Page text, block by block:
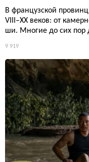
В французской
VIII–XX веков: от
ши. Многие до сих пор
9 919